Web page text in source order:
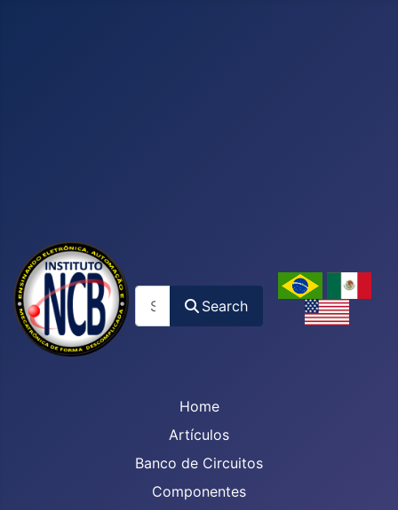
Search
Home
Artículos
Banco de Circuitos
Componentes